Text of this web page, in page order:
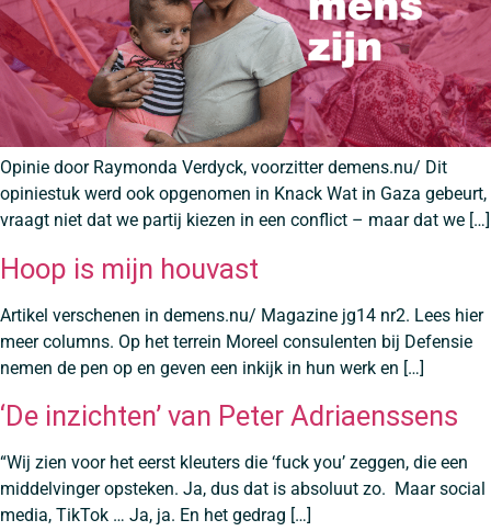
Opinie door Raymonda Verdyck, voorzitter demens.nu/ Dit
opiniestuk werd ook opgenomen in Knack Wat in Gaza gebeurt,
vraagt niet dat we partij kiezen in een conflict – maar dat we […]
Hoop is mijn houvast
Artikel verschenen in demens.nu/ Magazine jg14 nr2. Lees hier
meer columns. Op het terrein Moreel consulenten bij Defensie
nemen de pen op en geven een inkijk in hun werk en […]
‘De inzichten’ van Peter Adriaenssens
“Wij zien voor het eerst kleuters die ‘fuck you’ zeggen, die een
middelvinger opsteken. Ja, dus dat is absoluut zo. Maar social
media, TikTok … Ja, ja. En het gedrag […]